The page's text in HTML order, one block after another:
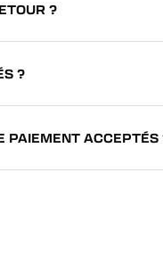
?
?
PAIEMENT ACCEPTÉS